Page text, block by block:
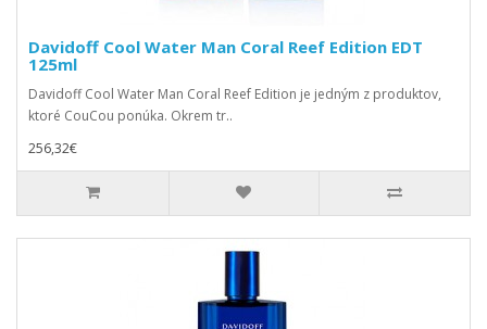
Davidoff Cool Water Man Coral Reef Edition EDT
125ml
Davidoff Cool Water Man Coral Reef Edition je jedným z produktov,
ktoré CouCou ponúka. Okrem tr..
256,32€